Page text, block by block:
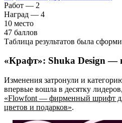
Работ — 2
Наград — 4
10 место
47 баллов
Таблица результатов была
«Крафт»: Shuka Design —
Изменения затронули и
впервые вошла в десятку
«Flowfont — фирменный шрифт
цветов и подарков».